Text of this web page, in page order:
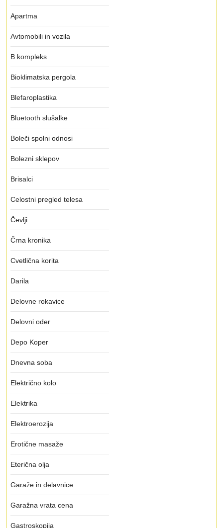
Apartma
Avtomobili in vozila
B kompleks
Bioklimatska pergola
Blefaroplastika
Bluetooth slušalke
Boleči spolni odnosi
Bolezni sklepov
Brisalci
Celostni pregled telesa
Čevlji
Črna kronika
Cvetlična korita
Darila
Delovne rokavice
Delovni oder
Depo Koper
Dnevna soba
Električno kolo
Elektrika
Elektroerozija
Erotične masaže
Eterična olja
Garaže in delavnice
Garažna vrata cena
Gastroskopija